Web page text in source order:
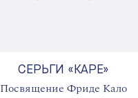
СЕРЬГИ «КАРЕ»
Посвящение Фриде Кало